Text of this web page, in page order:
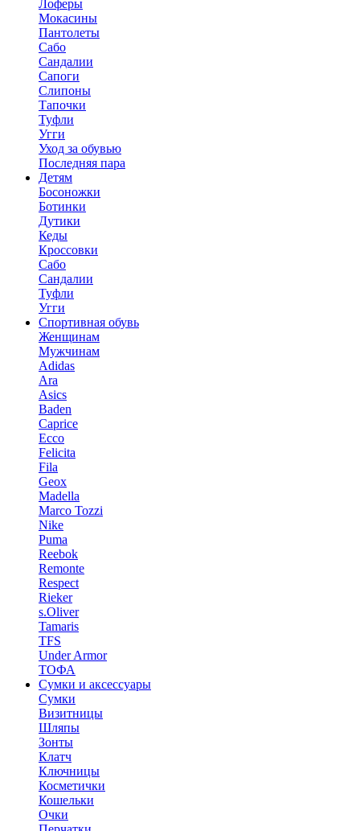
Лоферы
Мокасины
Пантолеты
Сабо
Сандалии
Сапоги
Слипоны
Тапочки
Туфли
Угги
Уход за обувью
Последняя пара
Детям
Босоножки
Ботинки
Дутики
Кеды
Кроссовки
Сабо
Сандалии
Туфли
Угги
Спортивная обувь
Женщинам
Мужчинам
Adidas
Ara
Asics
Baden
Caprice
Ecco
Felicita
Fila
Geox
Madella
Marco Tozzi
Nike
Puma
Reebok
Remonte
Respect
Rieker
s.Oliver
Tamaris
TFS
Under Armor
ТОФА
Сумки и аксессуары
Сумки
Визитницы
Шляпы
Зонты
Клатч
Ключницы
Косметички
Кошельки
Очки